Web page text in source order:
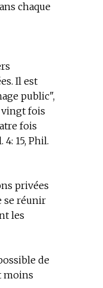
chaque
Il est
public",
vingt fois
fois
15, Phil.
privées
se réunir
les
de
moins